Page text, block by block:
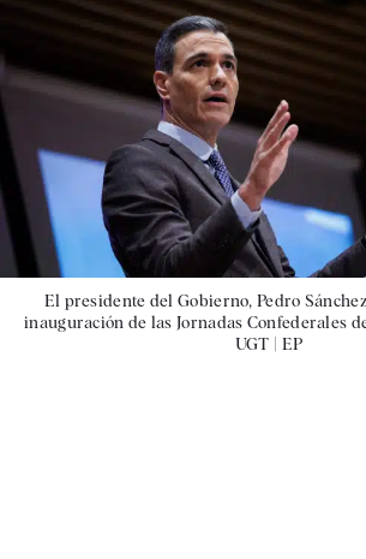
El presidente del Gobierno, Pedro
inauguración de las Jornadas Confederales
UGT | EP